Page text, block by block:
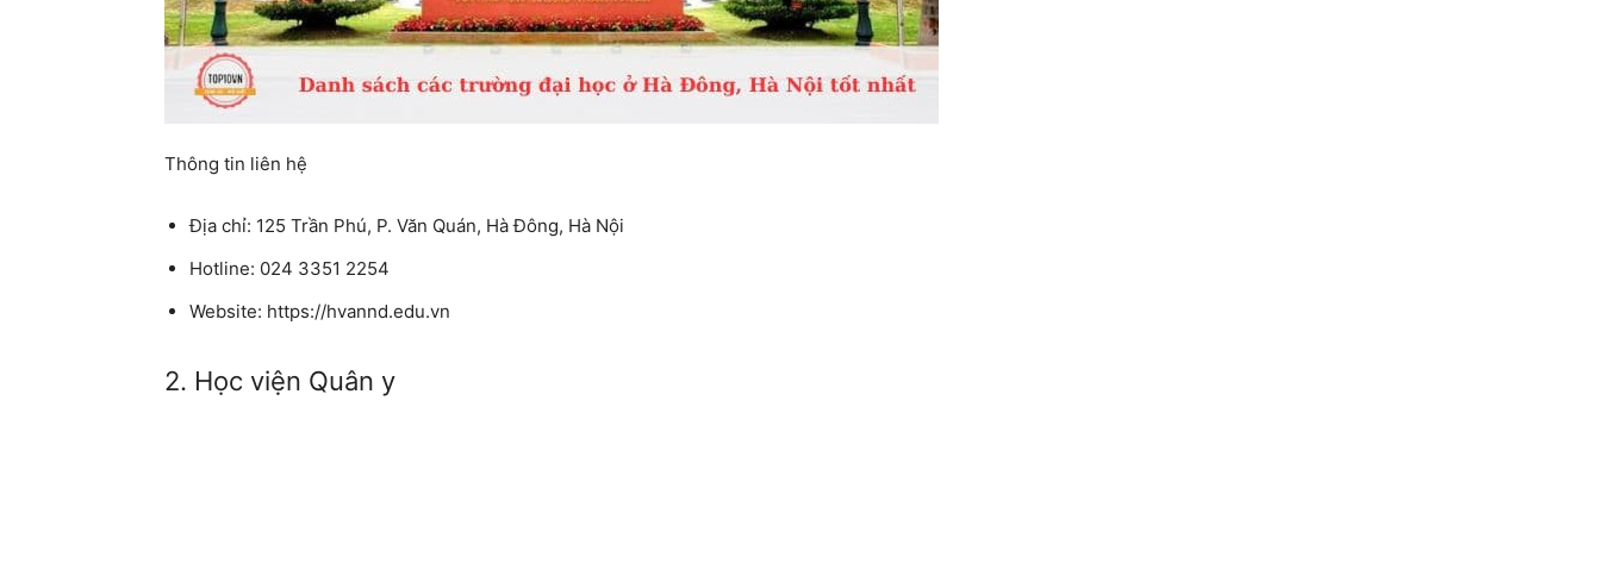
Thông tin liên hệ
Địa chỉ: 125 Trần Phú, P. Văn Quán, Hà Đông, Hà Nội
Hotline: 024 3351 2254
Website: https://hvannd.edu.vn
2. Học viện Quân y